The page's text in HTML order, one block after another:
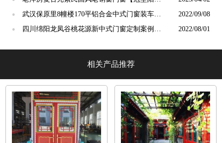
光】
●
武汉保原里8幢楼170平铝合金中式门窗装车发
货
2022/09/08
●
四川绵阳龙凤谷桃花源新中式门窗定制案例
2022/08/01
相关产品推荐